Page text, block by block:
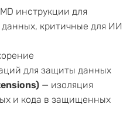
инструкции для
критичные для ИИ
для защиты данных
— изоляция
и кода в защищенных